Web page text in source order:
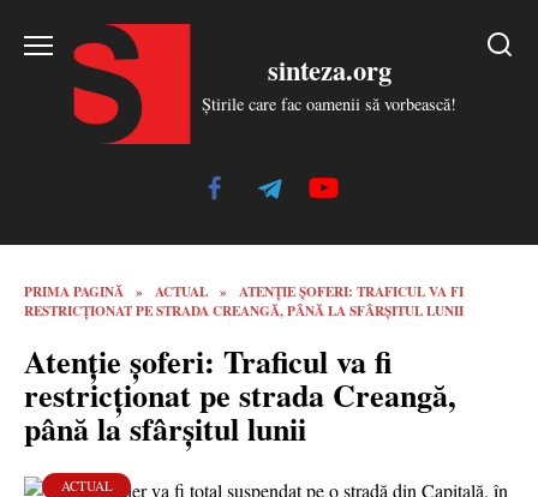
sinteza.org
Știrile care fac oamenii să vorbească!
PRIMA PAGINĂ » ACTUAL »
ATENȚIE ȘOFERI: TRAFICUL VA FI
RESTRICȚIONAT PE STRADA CREANGĂ, PÂNĂ LA SFÂRȘITUL LUNII
Atenție șoferi: Traficul va fi
restricționat pe strada Creangă,
până la sfârșitul lunii
ACTUAL